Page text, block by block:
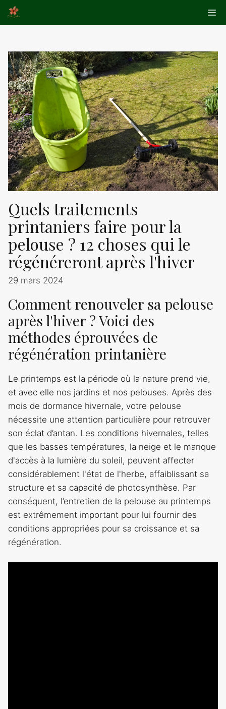
Aller
au
Quels traitements
printaniers faire pour la
pelouse ? 12 choses qui le
régénéreront après l'hiver
29 mars 2024
Comment renouveler sa pelouse
après l'hiver ? Voici des
méthodes éprouvées de
régénération printanière
Le printemps est la période où la nature prend vie,
et avec elle nos jardins et nos pelouses. Après des
mois de dormance hivernale, votre pelouse
nécessite une attention particulière pour retrouver
son éclat d’antan. Les conditions hivernales, telles
que les basses températures, la neige et le manque
d'accès à la lumière du soleil, peuvent affecter
considérablement l'état de l'herbe, affaiblissant sa
structure et sa capacité de photosynthèse. Par
conséquent, l’entretien de la pelouse au printemps
est extrêmement important pour lui fournir des
conditions appropriées pour sa croissance et sa
régénération.